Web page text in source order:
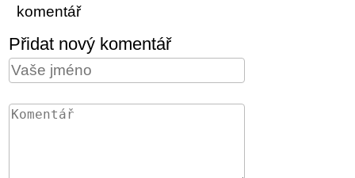
komentář
Přidat nový komentář